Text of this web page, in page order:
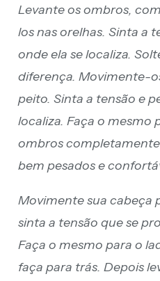
Levante os ombros,
los nas orelhas. Sinta a
onde ela se localiza.
diferença. Movimente-
peito. Sinta a tensão e
localiza. Faça o mesmo
ombros
bem pesados e
Movimente sua cabeça
sinta a tensão que se
Faça o mesmo para o
faça para trás. Depois